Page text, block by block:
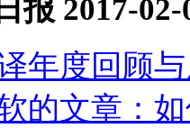
报 2017-02-
年度回顾
的文章：